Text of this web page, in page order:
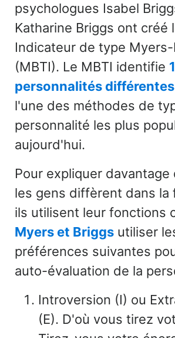
psychologues Isabel
Katharine Briggs ont créé
Indicateur de type
(MBTI). Le MBTI identifie
personnalités différentes
l'une des méthodes de
personnalité les plus
aujourd'hui.
Pour expliquer davantage
les gens diffèrent dans la
ils utilisent leur fonctions
Myers et Briggs utiliser
préférences suivantes
auto-évaluation de la
Introversion (I) ou
(E). D'où vous tirez